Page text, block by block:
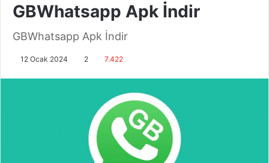
GBWhatsapp Apk İndir
GBWhatsapp Apk İndir
12 Ocak 2024 2 7.422